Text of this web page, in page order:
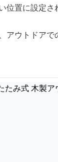
位置に設定さ
アウトドアで